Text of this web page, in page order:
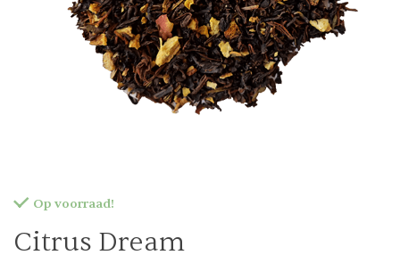
Op voorraad!
Citrus Dream